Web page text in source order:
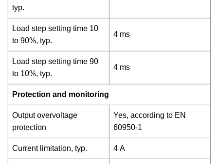
typ.
Load step setting time 10
to 90%, typ.
4 ms
Load step setting time 90
to 10%, typ.
4 ms
Protection and monitoring
Output overvoltage
protection
Yes, according to EN
60950-1
Current limitation, typ. 4 A